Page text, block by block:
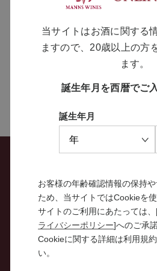
SOLARISシ
特設サイト
特定商取引法に関する表示
個人情報の取り扱いについて
当サイトはお酒に関する
ますので、20歳以上の方
ます。
誕生年月を西暦でご
誕生年月
お客様の年齢確認情報の保持
ため、当サイトではCookieを使
サイトのご利用にあたっては
ライバシーポリシー]へのご承
Cookieに関する詳細は利用規
い。